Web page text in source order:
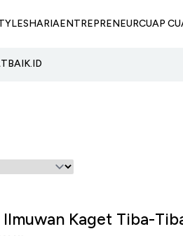
SHARIAENTREPRENEURCUAP
Kaget Tiba-